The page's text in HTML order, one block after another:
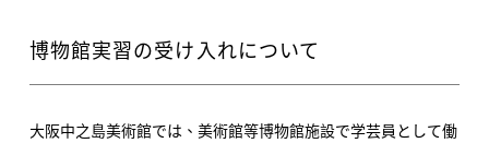
博物館実習の受け入れについて
大阪中之島美術館では、美術館等博物館施設で学芸員として働